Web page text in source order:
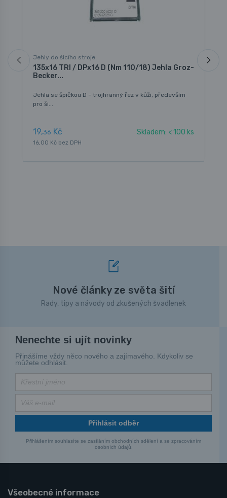
Jehly do šicího stroje
135x16 TRI / DPx16 D (Nm 110/18) Jehla Groz-
Becker...
Jehla se špičkou D - trojhranný řez v kůži, především
pro ši...
19,36 Kč Skladem: < 100 ks
16,00 Kč bez DPH
Nové články ze světa šití
Rady, tipy a návody od zkušených švadlenek
Nenechte si ujít novinky
Přinášíme vždy něco nového a zajímavého. Kdykoliv se
můžete odhlásit.
Přihlásit odběr
Přihlášením souhlasíte se zasíláním obchodních sdělení a se zpracováním
osobních údajů.
Všeobecné informace